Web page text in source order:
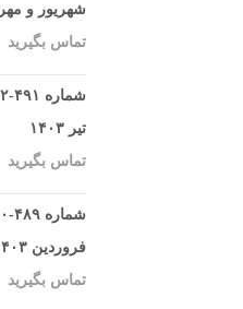
شهریور و مهر ۱۴۰۳
تماس بگیرید
تیر ۱۴۰۳
تماس بگیرید
فروردین ۱۴۰۳
تماس بگیرید